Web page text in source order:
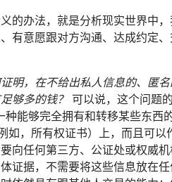
的办法，就是分析现实世界中
有意愿跟对方沟通、达成约定
明，在不给出私人信息的、匿
够多的钱？
可以说，这个问题
种能够完全拥有和转移某些东
，所有权证书）上，而且可以
向任何第三方、公证处或权威
证据，不需要将这些信息放在